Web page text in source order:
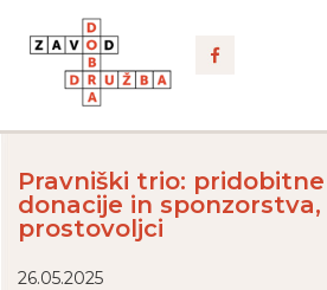
Pravniški trio:
donacije in sponzorstva,
prostovoljci
26.05.2025